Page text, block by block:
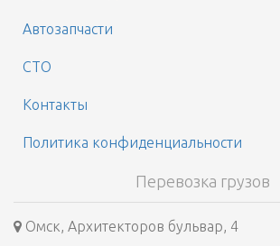
Автозапчасти
СТО
Контакты
Политика конфиденциальности
Перевозка грузов
Омск, Архитекторов бульвар, 4